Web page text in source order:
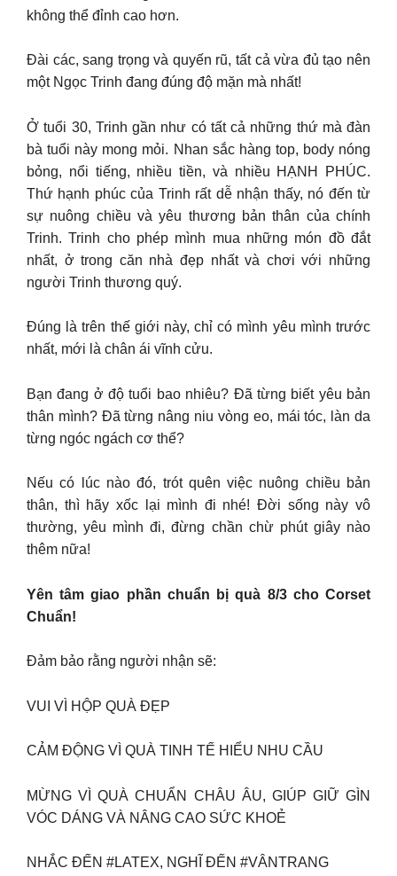
không thể đỉnh cao hơn.
Đài các, sang trọng và quyến rũ, tất cả vừa đủ tạo nên
một Ngọc Trinh đang đúng độ mặn mà nhất!
Ở tuổi 30, Trinh gần như có tất cả những thứ mà đàn
bà tuổi này mong mỏi. Nhan sắc hàng top, body nóng
bỏng, nổi tiếng, nhiều tiền, và nhiều HẠNH PHÚC.
Thứ hạnh phúc của Trinh rất dễ nhận thấy, nó đến từ
sự nuông chiều và yêu thương bản thân của chính
Trinh. Trinh cho phép mình mua những món đồ đắt
nhất, ở trong căn nhà đẹp nhất và chơi với những
người Trinh thương quý.
Đúng là trên thế giới này, chỉ có mình yêu mình trước
nhất, mới là chân ái vĩnh cửu.
Bạn đang ở độ tuổi bao nhiêu? Đã từng biết yêu bản
thân mình? Đã từng nâng niu vòng eo, mái tóc, làn da
từng ngóc ngách cơ thể?
Nếu có lúc nào đó, trót quên việc nuông chiều bản
thân, thì hãy xốc lại mình đi nhé! Đời sống này vô
thường, yêu mình đi, đừng chần chừ phút giây nào
thêm nữa!
Yên tâm giao phần chuẩn bị quà 8/3 cho Corset
Chuẩn!
Đảm bảo rằng người nhận sẽ:
VUI VÌ HỘP QUÀ ĐẸP
CẢM ĐỘNG VÌ QUÀ TINH TẾ HIỂU NHU CẦU
MỪNG VÌ QUÀ CHUẨN CHÂU ÂU, GIÚP GIỮ GÌN
VÓC DÁNG VÀ NÂNG CAO SỨC KHOẺ
NHẮC ĐẾN #LATEX, NGHĨ ĐẾN #VÂNTRANG